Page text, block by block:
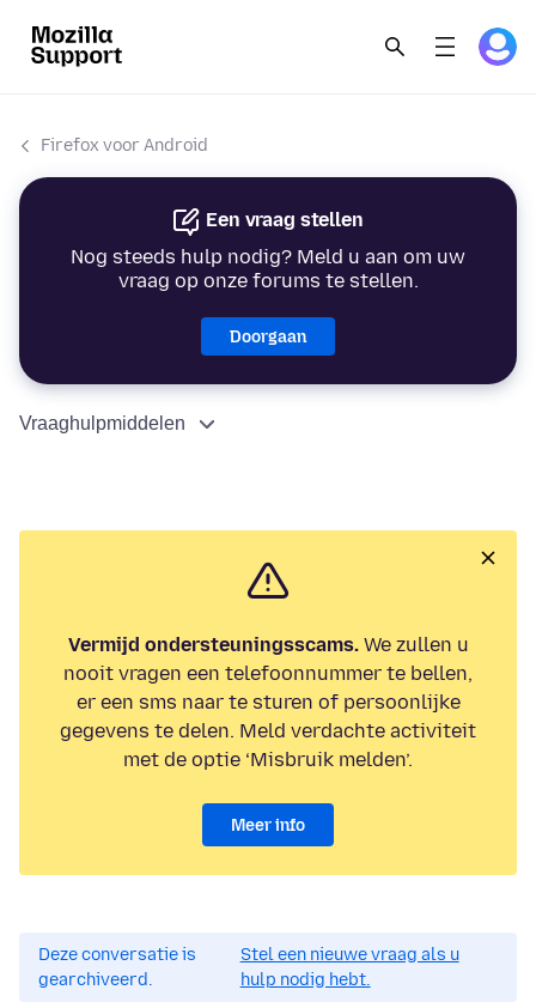
Firefox voor Android
Een vraag stellen
Nog steeds hulp nodig? Meld u aan om uw
vraag op onze forums te stellen.
Doorgaan
Vraaghulpmiddelen
Vermijd ondersteuningsscams.We zullen u
nooit vragen een telefoonnummer te bellen,
er een sms naar te sturen of persoonlijke
gegevens te delen. Meld verdachte activiteit
met de optie ‘Misbruik melden’.
Meer info
Deze conversatie is
gearchiveerd.
Stel een nieuwe vraag als u
hulp nodig hebt.